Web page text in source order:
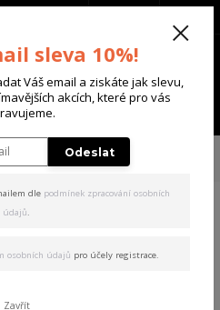
Menu
pánské plavkové šortky Screamz
Board Shorts
sleva 10%!
Váš email a ziskáte jak slevu,
akcích, které pro vás
Odeslat
dle podmínek zpracování osobních
údajů.
osobních údajů pro účely registrace.
Zavřít